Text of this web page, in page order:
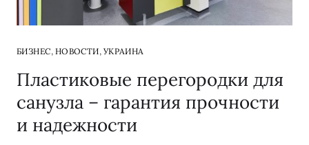
БИЗНЕС, НОВОСТИ, УКРАИНА
Пластиковые перегородки для
санузла – гарантия прочности
и надежности